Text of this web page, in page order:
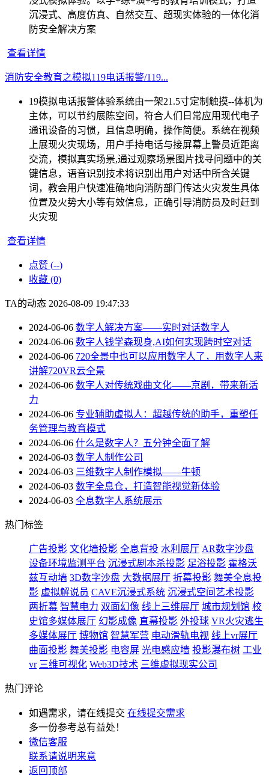
沉浸式、高度仿真、自然交互、超现实体验的一体化消
防安全解决方案
查看详情
消防安全教育之模拟119电话报警/119...
19模拟电话报警体验系统由一架21.5寸定制触摸--体机为
主体，可以节约展陈空间，符合人们日常应用现代电子
通讯设备的习惯，且信息明确，操作简便。系统在视频
上展现火灾现场，用户手持电话与接屏幕上警员近距离
交流，模拟真实场景,通过观察场景图片找寻问题中的关
键信息，语音识别技术将识别出用户对话中所含关键
词，教会用户快速准确地向消防部门传达火灾发生具体
位置及火势大小等有效信息，正确引导消防员及时赶到
火灾现
查看详情
点赞 (--)
收藏 (0)
TA的动态 2026-08-09 19:47:33
2024-06-06 数字人解决方案——实时对话数字人
2024-06-06 数字人钱学森现身,AI如何实现跨时空对话
2024-06-06 720全景中也可以应用数字人了，用数字人来
讲解720VR云全景
2024-06-06 数字人对传统戏曲文化——京剧，带来新活
力
2024-06-06 专业辅助虚拟人：超越传统的助手，重塑任
务管理与教育模式
2024-06-06 什么是数字人？五分钟全面了解
2024-06-03 数字人制作公司
2024-06-03 三维数字人制作模拟——牛顿
2024-06-03 数字全息仓，打造智能视觉新体验
2024-06-03 全息数字人系统展示
热门标签
广告投影 文化墙投影 全息背投 水利展厅 AR数字沙盘
设备环境监测平台 沉浸式剧本杀投影 足浴投影 霍格沃
兹互动墙 3D数字沙盘 大数据展厅 折幕投影 舞美全息投
影 虚拟解说员 CAVE沉浸式系统 沉浸式空间艺术投影
两折幕 智慧电力 双面幻像 线上三维展厅 城市规划馆 校
史馆多媒体展厅 幻影成像 直幕投影 外投球 VR火灾逃生
多媒体展厅 博物馆 智慧军营 电动滑轨电视 线上vr展厅
曲面投影 舞美投影 电容屏 光电感应墙 投影瀑布树 工业
vr 三维可视化 Web3D技术 三维虚拟现实公司
热门评论
如遇需求，请在线提交 在线提交需求
多一份参考总有益处！
微信客服
联系请说明来意
返回顶部